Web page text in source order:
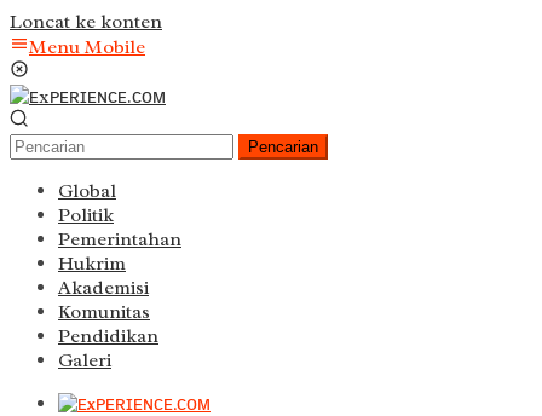
Loncat ke konten
Menu Mobile
Pencarian
Global
Politik
Pemerintahan
Hukrim
Akademisi
Komunitas
Pendidikan
Galeri